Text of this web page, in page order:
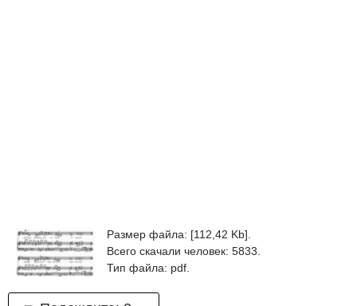
Размер файла: [112,42 Kb].
Всего скачали человек: 5833.
Тип файла: pdf.